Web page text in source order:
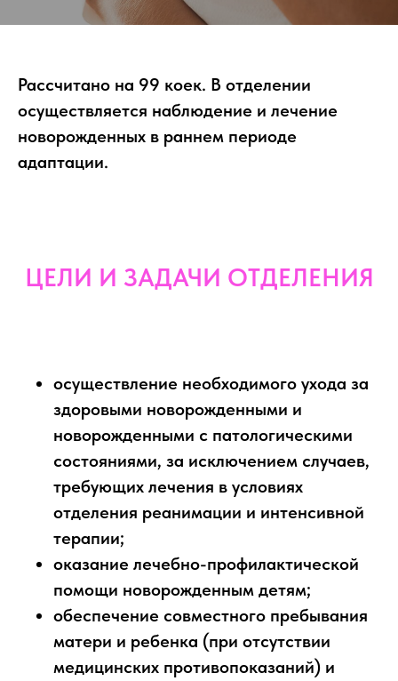
Рассчитано на 99 коек. В отделении
осуществляется наблюдение и лечение
новорожденных в раннем периоде
адаптации.
ЦЕЛИ И ЗАДАЧИ ОТДЕЛЕНИЯ
осуществление необходимого ухода за
здоровыми новорожденными и
новорожденными с патологическими
состояниями, за исключением случаев,
требующих лечения в условиях
отделения реанимации и интенсивной
терапии;
оказание лечебно-профилактической
помощи новорожденным детям;
обеспечение совместного пребывания
матери и ребенка (при отсутствии
медицинских противопоказаний) и